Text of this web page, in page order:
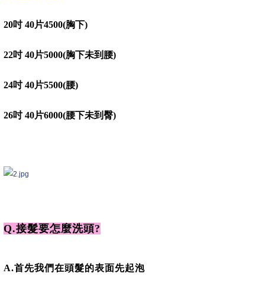
20吋 40片4500(胸下)
22吋 40片5000(胸下未到腰)
24吋 40片5500(腰)
26吋 40片6000(腰下未到臀)
Q.接髮要怎麼洗頭?
A.首先我們在頭髮的表面先起泡